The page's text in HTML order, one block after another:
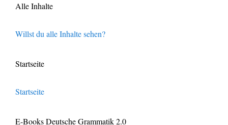
Alle Inhalte
Willst du alle Inhalte sehen?
Startseite
Startseite
E-Books Deutsche Grammatik 2.0